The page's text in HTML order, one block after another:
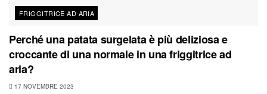
FRIGGITRICE AD ARIA
Perché una patata surgelata è più deliziosa e
croccante di una normale in una friggitrice ad
aria?
17 NOVEMBRE 2023